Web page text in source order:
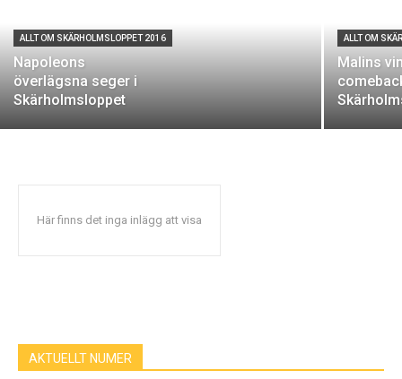
ALLT OM SKÄRHOLMSLOPPET 2016
Napoleons
överlägsna seger i
Skärholmsloppet
ALLT OM
Malins
Här finns det inga inlägg att visa
AKTUELLT NUMER